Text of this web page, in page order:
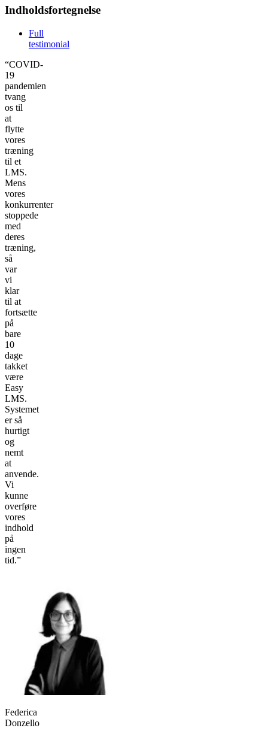
Indholdsfortegnelse
Full
testimonial
“COVID-
19
pandemien
tvang
os til
at
flytte
vores
træning
til et
LMS.
Mens
vores
konkurrenter
stoppede
med
deres
træning,
så
var
vi
klar
til at
fortsætte
på
bare
10
dage
takket
være
Easy
LMS.
Systemet
er så
hurtigt
og
nemt
at
anvende.
Vi
kunne
overføre
vores
indhold
på
ingen
tid.”
Federica
Donzello